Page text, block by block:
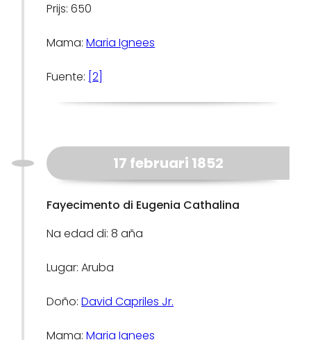
Prijs: 650
Mama:Maria Ignees
Fuente: [2]
17 februari 1852
Fayecimento di Eugenia Cathalina
Na edad di: 8 aña
Lugar: Aruba
Doño:David Capriles Jr.
Mama:Maria Ignees